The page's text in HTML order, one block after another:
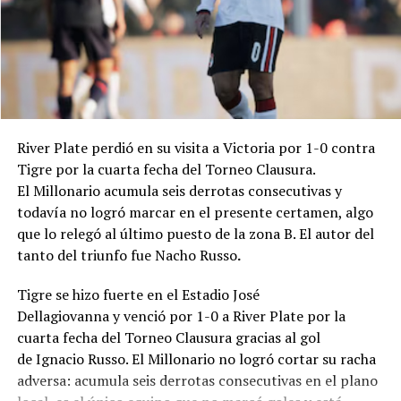
Estadio: "Guillermo Trama".
River Plate perdió en su visita a Victoria por 1-0 contra
Tigre por la cuarta fecha del Torneo Clausura.
El Millonario acumula seis derrotas consecutivas y
todavía no logró marcar en el presente certamen, algo
que lo relegó al último puesto de la zona B. El autor del
tanto del triunfo fue Nacho Russo.
Tigre se hizo fuerte en el Estadio José
Dellagiovanna y venció por 1-0 a River Plate por la
cuarta fecha del Torneo Clausura gracias al gol
de Ignacio Russo. El Millonario no logró cortar su racha
adversa: acumula seis derrotas consecutivas en el plano